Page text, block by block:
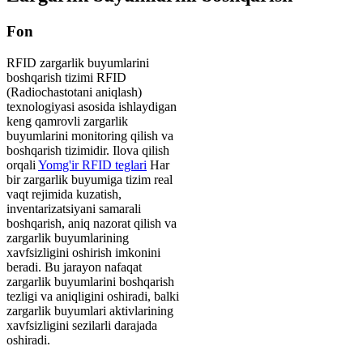
Fon
RFID zargarlik buyumlarini
boshqarish tizimi RFID
(Radiochastotani aniqlash)
texnologiyasi asosida ishlaydigan
keng qamrovli zargarlik
buyumlarini monitoring qilish va
boshqarish tizimidir. Ilova qilish
orqali Yomg'ir RFID teglari Har
bir zargarlik buyumiga tizim real
vaqt rejimida kuzatish,
inventarizatsiyani samarali
boshqarish, aniq nazorat qilish va
zargarlik buyumlarining
xavfsizligini oshirish imkonini
beradi. Bu jarayon nafaqat
zargarlik buyumlarini boshqarish
tezligi va aniqligini oshiradi, balki
zargarlik buyumlari aktivlarining
xavfsizligini sezilarli darajada
oshiradi.